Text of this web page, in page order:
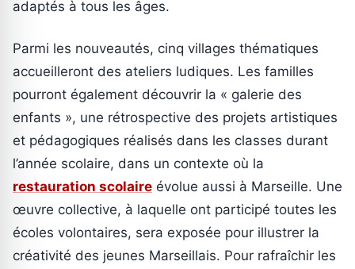
adaptés à tous les âges.
Parmi les nouveautés, cinq villages thématiques
accueilleront des ateliers ludiques. Les familles
pourront également découvrir la « galerie des
enfants », une rétrospective des projets artistiques
et pédagogiques réalisés dans les classes durant
l’année scolaire, dans un contexte où la
restauration scolaire évolue aussi à Marseille. Une
œuvre collective, à laquelle ont participé toutes les
écoles volontaires, sera exposée pour illustrer la
créativité des jeunes Marseillais. Pour rafraîchir les